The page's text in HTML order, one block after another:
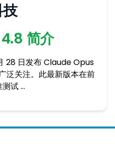
简介
28 日发布 Claude Opus
泛关注。此最新版本在前
试 …